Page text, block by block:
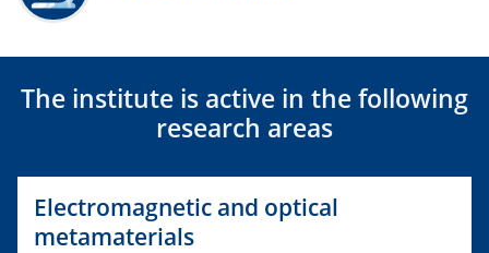
The institute is active in the following
research areas
Electromagnetic and optical
metamaterials